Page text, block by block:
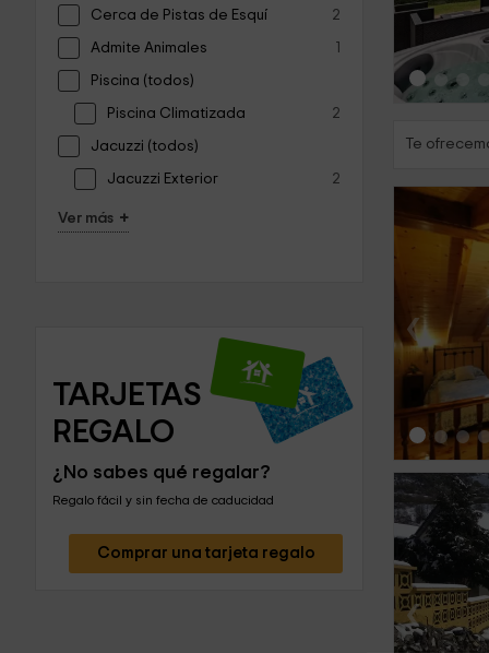
Cerca de Pistas de Esquí 2
Admite Animales 1
Piscina (todos)
Piscina Climatizada 2
Jacuzzi (todos)
Jacuzzi Exterior 2
Ver más +
TARJETAS
REGALO
¿No sabes qué regalar?
Regalo fácil y sin fecha de caducidad
Comprar una tarjeta regalo
Te
‹
‹